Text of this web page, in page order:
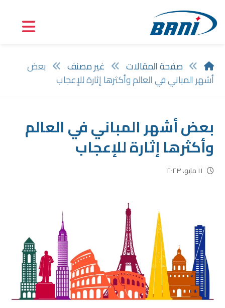
صفحة المقالات غير مصنف
بعض
أشهر المباني في العالم وأكثرها إثارة للإعجاب
بعض أشهر المباني في العالم
وأكثرها إثارة للإعجاب
١١ مايو، ٢٠٢٣